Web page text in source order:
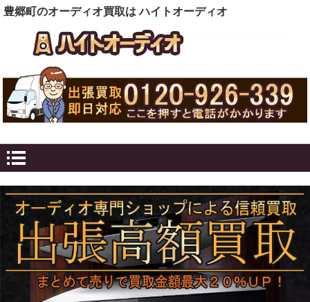
豊郷町のオーディオ買取は ハイトオーディオ